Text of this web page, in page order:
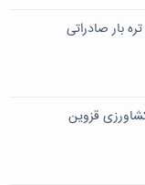
بار صادراتی
قزوین